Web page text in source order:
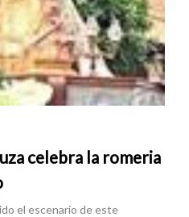
celebra la romeria
el escenario de este